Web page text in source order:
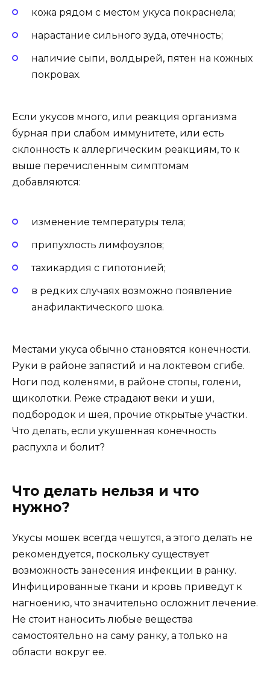
кожа рядом с местом укуса покраснела;
нарастание сильного зуда, отечность;
наличие сыпи, волдырей, пятен на кожных
покровах.
Если укусов много, или реакция организма
бурная при слабом иммунитете, или есть
склонность к аллергическим реакциям, то к
выше перечисленным симптомам
добавляются:
изменение температуры тела;
припухлость лимфоузлов;
тахикардия с гипотонией;
в редких случаях возможно появление
анафилактического шока.
Местами укуса обычно становятся конечности.
Руки в районе запястий и на локтевом сгибе.
Ноги под коленями, в районе стопы, голени,
щиколотки. Реже страдают веки и уши,
подбородок и шея, прочие открытые участки.
Что делать, если укушенная конечность
распухла и болит?
Что делать нельзя и что
нужно?
Укусы мошек всегда чешутся, а этого делать не
рекомендуется, поскольку существует
возможность занесения инфекции в ранку.
Инфицированные ткани и кровь приведут к
нагноению, что значительно осложнит лечение.
Не стоит наносить любые вещества
самостоятельно на саму ранку, а только на
области вокруг ее.